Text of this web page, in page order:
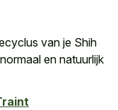
van je Shih
en natuurlijk